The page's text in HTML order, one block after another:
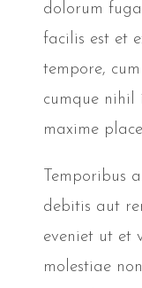
dolorum
facilis est et
tempore,
cumque nihil
maxime
Temporibus
debitis aut
eveniet ut et
molestiae